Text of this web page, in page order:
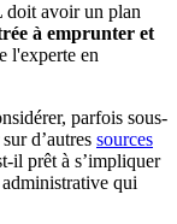
doit avoir un plan
à emprunter et
l'experte en
parfois sous-
d’autres sources
il prêt à s’impliquer
administrative qui